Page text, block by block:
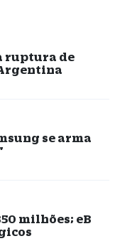
ruptura de
se arma
milhões; eB